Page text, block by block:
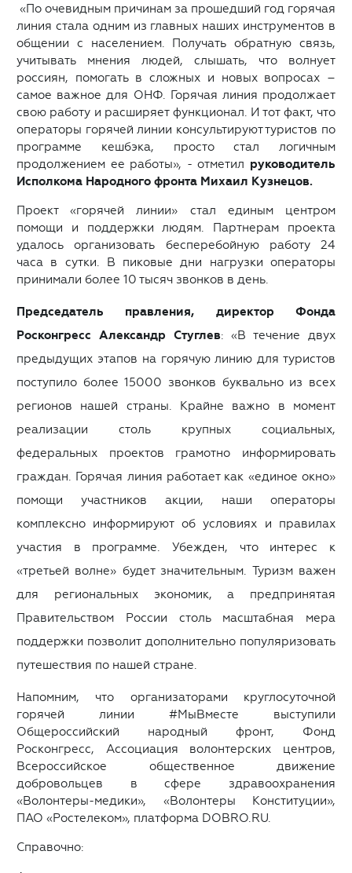
«По очевидным причинам за прошедший год горячая
линия стала одним из главных наших инструментов в
общении с населением. Получать обратную связь,
учитывать мнения людей, слышать, что волнует
россиян, помогать в сложных и новых вопросах –
самое важное для ОНФ. Горячая линия продолжает
свою работу и расширяет функционал. И тот факт, что
операторы горячей линии консультируют туристов по
программе кешбэка, просто стал логичным
продолжением ее работы», - отметил руководитель
Исполкома Народного фронта Михаил Кузнецов.
Проект «горячей линии» стал единым центром
помощи и поддержки людям. Партнерам проекта
удалось организовать бесперебойную работу 24
часа в сутки. В пиковые дни нагрузки операторы
принимали более 10 тысяч звонков в день.
Председатель правления, директор Фонда
Росконгресс Александр Стуглев: «В течение двух
предыдущих этапов на горячую линию для туристов
поступило более 15000 звонков буквально из всех
регионов нашей страны. Крайне важно в момент
реализации столь крупных социальных,
федеральных проектов грамотно информировать
граждан. Горячая линия работает как «единое окно»
помощи участников акции, наши операторы
комплексно информируют об условиях и правилах
участия в программе. Убежден, что интерес к
«третьей волне» будет значительным. Туризм важен
для региональных экономик, а предпринятая
Правительством России столь масштабная мера
поддержки позволит дополнительно популяризовать
путешествия по нашей стране.
Напомним, что организаторами круглосуточной
горячей линии #МыВместе выступили
Общероссийский народный фронт, Фонд
Росконгресс, Ассоциация волонтерских центров,
Всероссийское общественное движение
добровольцев в сфере здравоохранения
«Волонтеры-медики», «Волонтеры Конституции»,
ПАО «Ростелеком», платформа DOBRO.RU.
Справочно: